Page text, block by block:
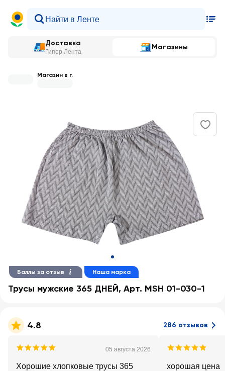
Доставка
Гипер Лента
Магазины
Магазин в г.
Баллы за отзыв Наша марка
Трусы мужские 365 ДНЕЙ, Арт. MSH 01-030-1
4.8 286 отзывов
05 августа 2026
Хорошие хлопковые трусы 365
хорошая цена